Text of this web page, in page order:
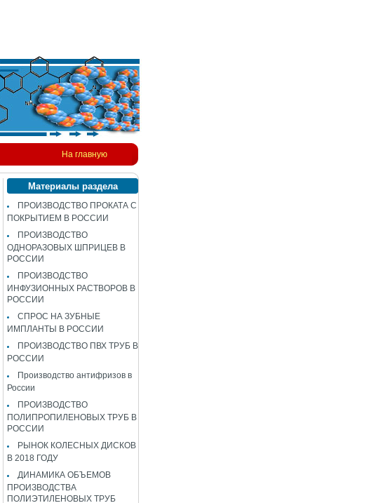
На главную
Материалы раздела
ПРОИЗВОДСТВО ПРОКАТА С
ПОКРЫТИЕМ В РОССИИ
ПРОИЗВОДСТВО
ОДНОРАЗОВЫХ ШПРИЦЕВ В
РОССИИ
ПРОИЗВОДСТВО
ИНФУЗИОННЫХ РАСТВОРОВ В
РОССИИ
СПРОС НА ЗУБНЫЕ
ИМПЛАНТЫ В РОССИИ
ПРОИЗВОДСТВО ПВХ ТРУБ В
РОССИИ
Производство антифризов в
России
ПРОИЗВОДСТВО
ПОЛИПРОПИЛЕНОВЫХ ТРУБ В
РОССИИ
РЫНОК КОЛЕСНЫХ ДИСКОВ
В 2018 ГОДУ
ДИНАМИКА ОБЪЕМОВ
ПРОИЗВОДСТВА
ПОЛИЭТИЛЕНОВЫХ ТРУБ